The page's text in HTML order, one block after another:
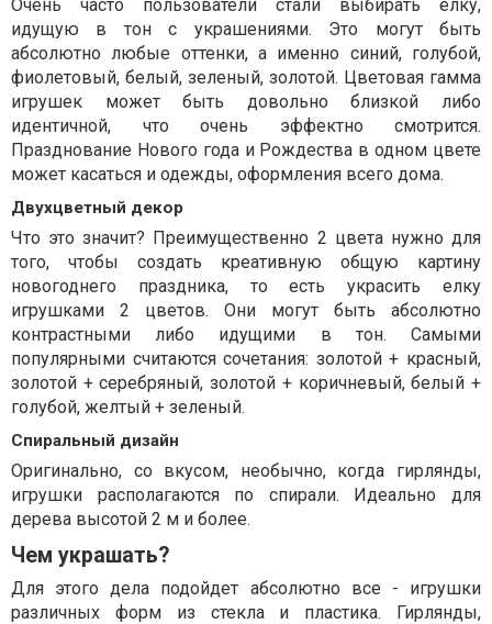
Очень часто пользователи стали выбирать елку,
идущую в тон с украшениями. Это могут быть
абсолютно любые оттенки, а именно синий, голубой,
фиолетовый, белый, зеленый, золотой. Цветовая гамма
игрушек может быть довольно близкой либо
идентичной, что очень эффектно смотрится.
Празднование Нового года и Рождества в одном цвете
может касаться и одежды, оформления всего дома.
Двухцветный декор
Что это значит? Преимущественно 2 цвета нужно для
того, чтобы создать креативную общую картину
новогоднего праздника, то есть украсить елку
игрушками 2 цветов. Они могут быть абсолютно
контрастными либо идущими в тон. Самыми
популярными считаются сочетания: золотой + красный,
золотой + серебряный, золотой + коричневый, белый +
голубой, желтый + зеленый.
Спиральный дизайн
Оригинально, со вкусом, необычно, когда гирлянды,
игрушки располагаются по спирали. Идеально для
дерева высотой 2 м и более.
Чем украшать?
Для этого дела подойдет абсолютно все - игрушки
различных форм из стекла и пластика. Гирлянды,